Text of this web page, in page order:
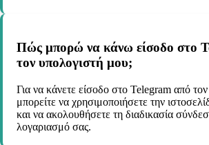
Πώς μπορώ να κάνω είσοδο στο
τον υπολογιστή μου;
Για να κάνετε είσοδο στο Telegram από
μπορείτε να χρησιμοποιήσετε την
και να ακολουθήσετε τη διαδικασία
λογαριασμό σας.